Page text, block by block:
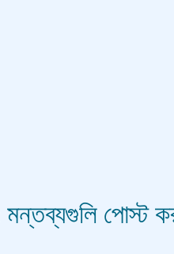
মন্তব্যগুলি পোস্ট